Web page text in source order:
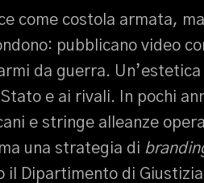
come costola armata,
pubblicano video
da guerra.
e ai rivali. In pochi
e stringe alleanze
una strategia di
il Dipartimento di